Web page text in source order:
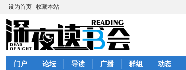
设为首页 收藏本站
门户 论坛 导读 广播 群组 动态